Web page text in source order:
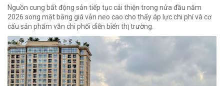
Nguồn cung bất động sản tiếp tục cải thiện trong nửa đầu năm
2026 song mặt bằng giá vẫn neo cao cho thấy áp lực chi phí và cơ
cấu sản phẩm vẫn chi phối diễn biến thị trường.